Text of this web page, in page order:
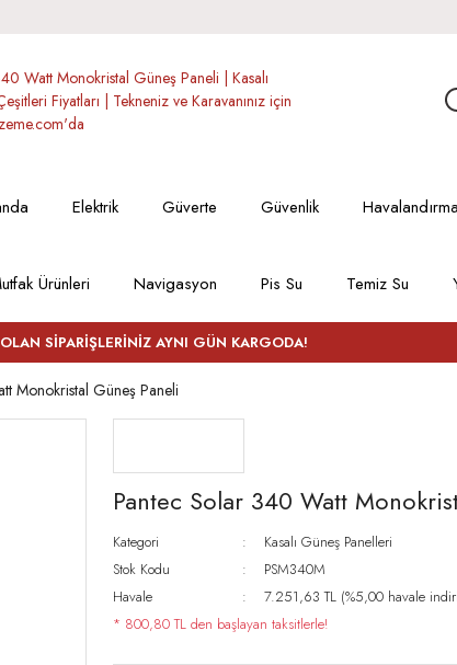
Elektrik Güverte Güvenlik
Ürünleri Navigasyon Pis Su Temiz Su
SİPARİŞLERİNİZ AYNI GÜN KARGODA!
Monokristal Güneş Paneli
Pantec Solar 340 Watt
Kategori
Kasalı Güneş Panelleri
Stok Kodu
PSM340M
Havale
7.251,63 TL (%5,00 havale
* 800,80 TL den başlayan taksitlerle!